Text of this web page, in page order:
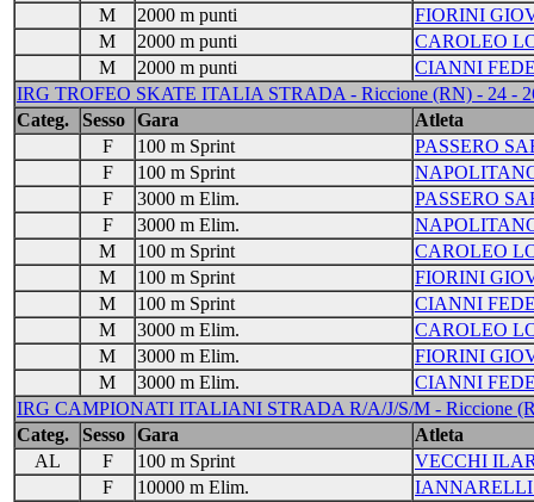
M
2000 m punti
FIORINI
M
2000 m punti
CAROLEO
M
2000 m punti
CIANNI
IRG TROFEO SKATE ITALIA STRADA - Riccione (RN) - 24 -
Categ.
Sesso Gara
Atleta
F
100 m Sprint
PASSERO
F
100 m Sprint
F
3000 m Elim.
PASSERO
F
3000 m Elim.
M
100 m Sprint
CAROLEO
M
100 m Sprint
FIORINI
M
100 m Sprint
CIANNI
M
3000 m Elim.
CAROLEO
M
3000 m Elim.
FIORINI
M
3000 m Elim.
CIANNI
IRG CAMPIONATI ITALIANI STRADA R/A/J/S/M - Riccione
Categ.
Sesso Gara
Atleta
AL
F 100 m Sprint
VECCHI
F
10000 m Elim.